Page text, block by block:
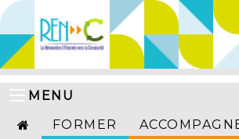
MENU
FORMER